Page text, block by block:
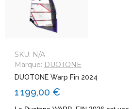
SKU: N/A
Marque: DUOTONE
DUOTONE Warp Fin 2024
1 199,00 €